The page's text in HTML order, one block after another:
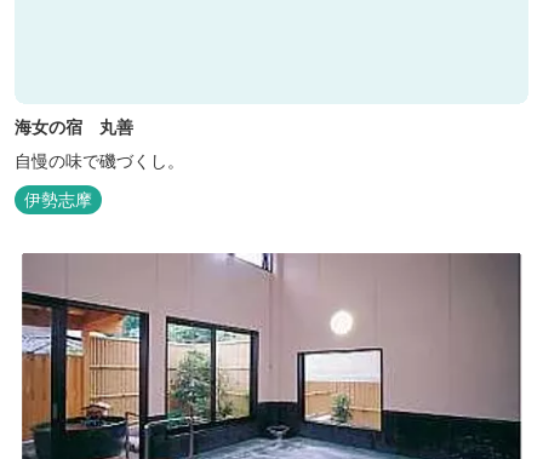
海女の宿 丸善
自慢の味で磯づくし。
伊勢志摩